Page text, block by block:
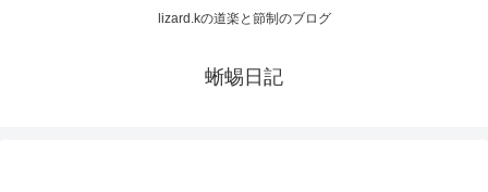
lizard.kの道楽と節制のブログ
蜥蜴日記